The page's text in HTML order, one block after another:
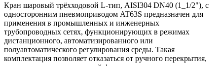
Кран шаровый трёхходовой L-тип, AISI304 DN40 (1_1/2"), с
односторонним пневмоприводом AT63S предназначен для
применения в промышленных и инженерных
трубопроводных сетях, функционирующих в режимах
дистанционного, автоматизированного или
полуавтоматического регулирования среды. Такая
комплектация позволяет отказаться от ручного перекрытия,